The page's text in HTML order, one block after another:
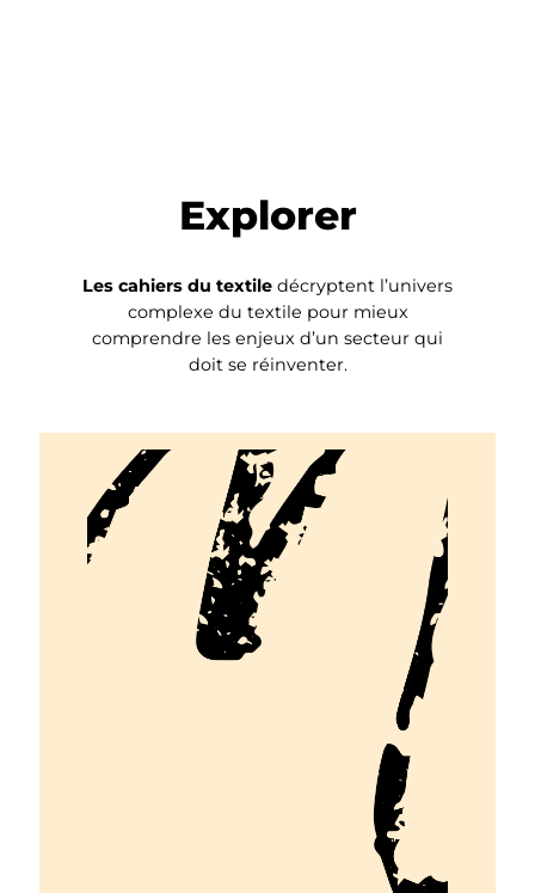
Explorer
Les cahiers du textile décryptent l’univers
complexe du textile pour mieux
comprendre les enjeux d’un secteur qui
doit se réinventer.